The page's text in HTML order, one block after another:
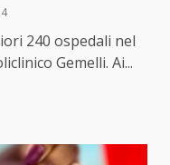
240 ospedali nel
Gemelli. Ai...